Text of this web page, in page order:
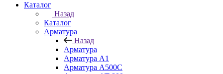
Каталог
Назад
Каталог
Арматура
Назад
Арматура
Арматура А1
Арматура А500С